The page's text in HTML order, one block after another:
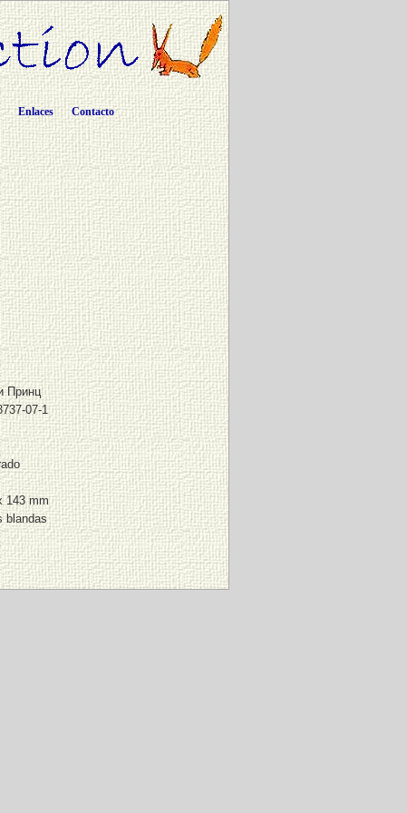
Enlaces Contacto
Принц
07-1
143 mm
blandas